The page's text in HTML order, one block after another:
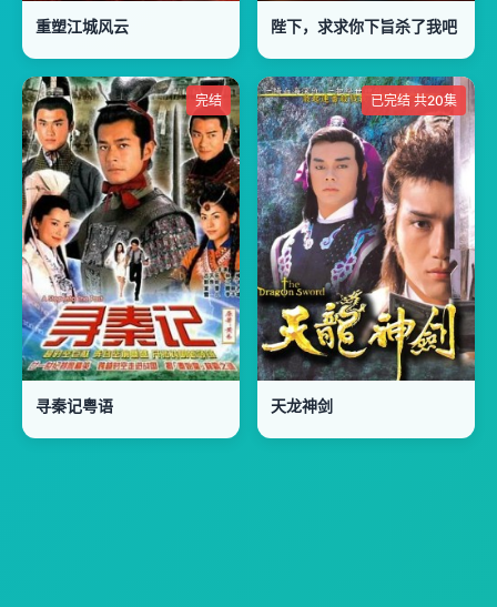
重塑江城风云 陛下，求求你下旨杀了我吧
完结
寻秦记粤语
已完结 共20集
天龙神剑